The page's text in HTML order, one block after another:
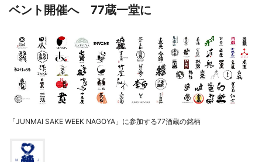
ベント開催へ 77蔵一堂に
「JUNMAI SAKE WEEK NAGOYA」に参加する77酒蔵の銘柄